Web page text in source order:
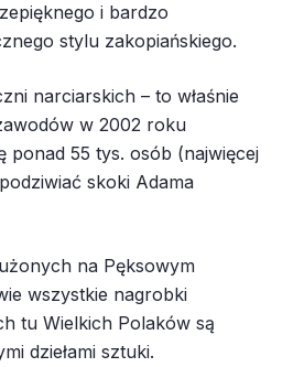
i bardzo
stylu zakopiańskiego.
narciarskich – to właśnie
w 2002 roku
ponad 55 tys. osób (najwięcej
skoki Adama
na Pęksowym
wszystkie nagrobki
tu Wielkich Polaków są
dziełami sztuki.